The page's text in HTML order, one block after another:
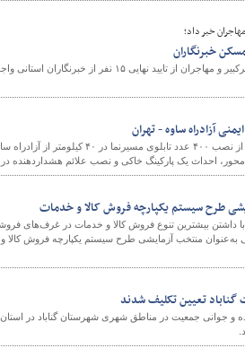
خبر داد؛
خبرنگاران
مدیرعامل شرکت عمران شهرهای جدید امیرکبیر و مهاجران از
مسئول اداره نگهداری آزادراه ساوه - تهران از نصب ۴۰۰
احداث یک پارکینگ خاکی و نصب علائم هشداردهنده در
طرح سیستم یکپارچه فروش کالا و ‌خدمات
داشتن بیشترین تنوع فروش کالا و خدمات در غرف‌های
به‌عنوان منتخب آزمایشی طرح سیستم یکپارچه فروش
تعیین تکلیف شدند
و جوانی جمعیت در مناطق شهری شهرستان گناباد در